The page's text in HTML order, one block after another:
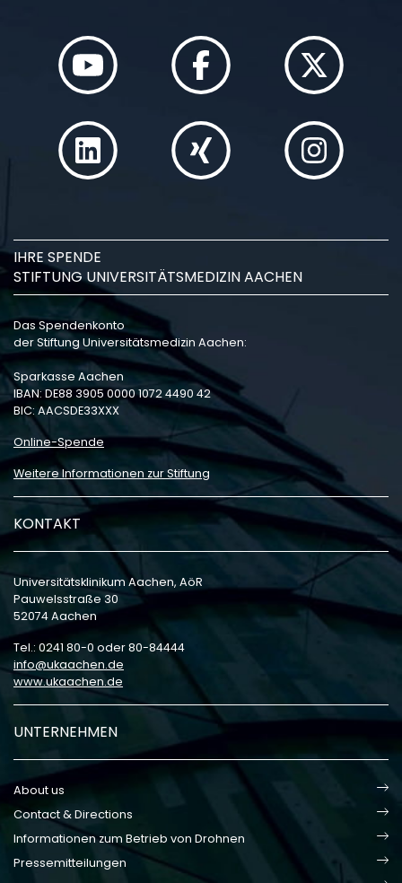
IHRE SPENDE
STIFTUNG UNIVERSITÄTSMEDIZIN AACHEN
Das Spendenkonto
der Stiftung Universitätsmedizin Aachen:
Sparkasse Aachen
IBAN: DE88 3905 0000 1072 4490 42
BIC: AACSDE33XXX
Online-Spende
Weitere Informationen zur Stiftung
KONTAKT
Universitätsklinikum Aachen, AöR
Pauwelsstraße 30
52074 Aachen
Tel.: 0241 80-0 oder 80-84444
info
ukaachen de
www.ukaachen.de
UNTERNEHMEN
About us
Contact & Directions
Informationen zum Betrieb von Drohnen
Pressemitteilungen